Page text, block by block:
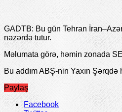
GADTB: Bu gün Tehran
nəzərdə tutur.
Məlumata görə, həmin zonada
Bu addım ABŞ-nin Yaxın
Paylaş
Facebook